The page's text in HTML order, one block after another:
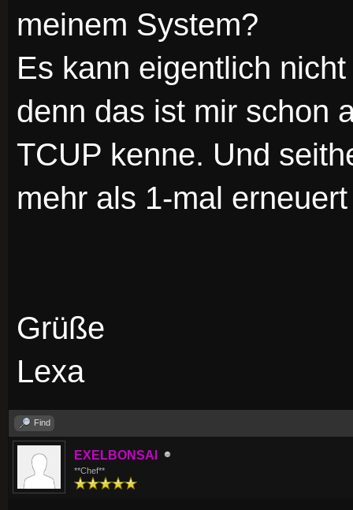
meinem System?
Es kann eigentlich
denn das ist mir schon
TCUP kenne. Und
mehr als 1-mal
Grüße
Lexa
Find
EXELBONSAI
**Chef**